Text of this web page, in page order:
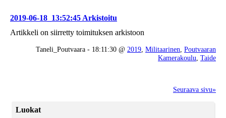
2019-06-18_13:52:45 Arkistoitu
Artikkeli on siirretty toimituksen arkistoon
Taneli_Poutvaara - 18:11:30 @ 2019 Militaarinen Poutvaaran
Kamerakoulu Taide
Seuraava sivu»
Luokat